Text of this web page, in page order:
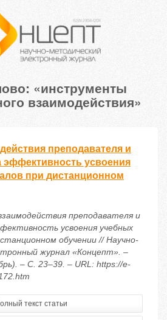
«инструменты
взаимодействия»
преподавателя и
усвоения
при дистанционном
преподавателя и
усвоения учебных
обучении // Научно-
журнал «Концепт». –
– С. 23–39. – URL: https://e-
текст статьи